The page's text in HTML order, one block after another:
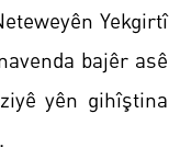
Yekgirtî
bajêr asê
yên gihîştina